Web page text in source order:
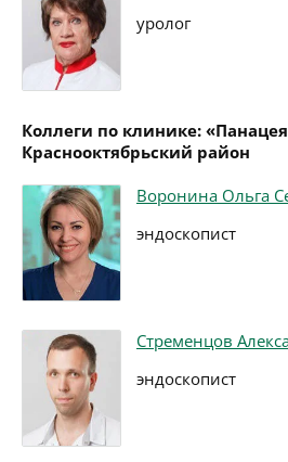
уролог
Коллеги по клинике:
Краснооктябрьский район
Воронина Ольга
эндоскопист
Стременцов
эндоскопист